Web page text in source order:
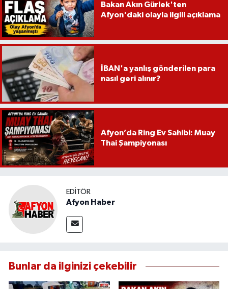
Bakan Akın Gürlek'ten
Afyon'daki olayla ilgili açıklama
İBAN'a yanlış gönderilen para
nasıl geri alınır?
Afyon’da Ring Ev Sahibi: Muay
Thai Şampiyonası
EDITÖR
Afyon Haber
Bunlar da ilginizi çekebilir